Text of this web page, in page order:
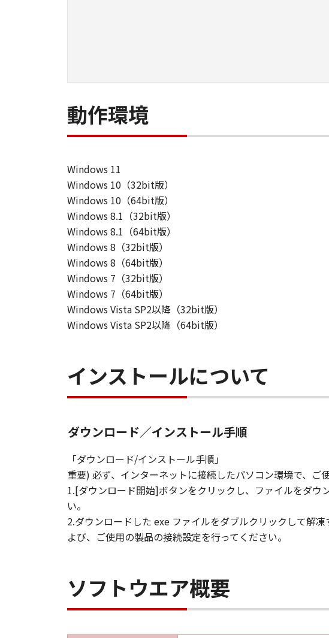
て生ずる直接的または間接的な損失、損害等
動作環境
Windows 11
Windows 10（32bit版）
Windows 10（64bit版）
Windows 8.1（32bit版）
Windows 8.1（64bit版）
Windows 8（32bit版）
Windows 8（64bit版）
Windows 7（32bit版）
Windows 7（64bit版）
Windows Vista SP2以降（32bit版）
Windows Vista SP2以降（64bit版）
インストールについて
ダウンロード／インストール手順
「ダウンロード/インストール手順」
重要) 必ず、インターネットに接続したパソコン環境で、ご
1.[ダウンロード開始]ボタンをクリックし、ファイルをダ
い。
2.ダウンロードした exe ファイルをダブルクリックして解
よび、ご使用の製品の接続設定を行ってください。
ソフトウエア概要